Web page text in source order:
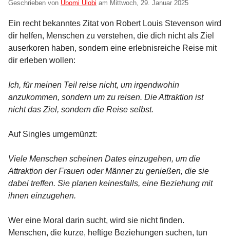
Geschrieben von Ubomi Ulobi am Mittwoch, 29. Januar 2025
Ein recht bekanntes Zitat von Robert Louis Stevenson wird
dir helfen, Menschen zu verstehen, die dich nicht als Ziel
auserkoren haben, sondern eine erlebnisreiche Reise mit
dir erleben wollen:
Ich, für meinen Teil reise nicht, um irgendwohin
anzukommen, sondern um zu reisen. Die Attraktion ist
nicht das Ziel, sondern die Reise selbst.
Auf Singles umgemünzt:
Viele Menschen scheinen Dates einzugehen, um die
Attraktion der Frauen oder Männer zu genießen, die sie
dabei treffen. Sie planen keinesfalls, eine Beziehung mit
ihnen einzugehen.
Wer eine Moral darin sucht, wird sie nicht finden.
Menschen, die kurze, heftige Beziehungen suchen, tun